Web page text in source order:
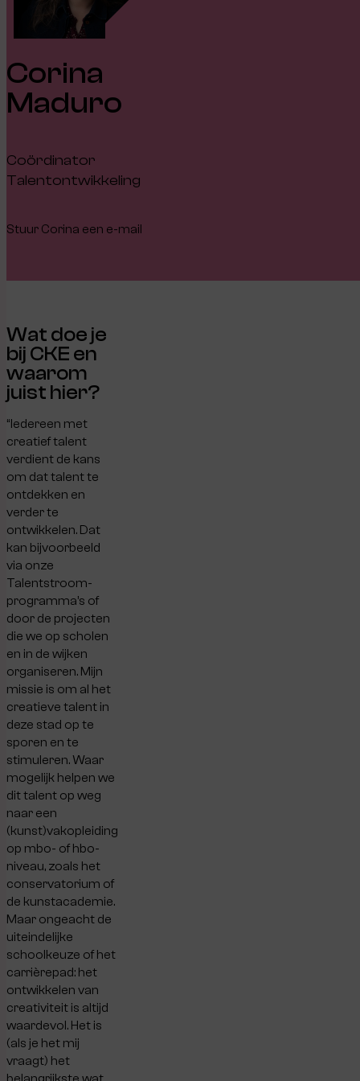
Corina
Maduro
Coördinator
Talentontwikkeling
Stuur Corina een e-mail
Wat doe je
bij CKE en
waarom
juist hier?
“ Iedereen met
creatief talent
verdient de kans
om dat talent te
ontdekken en
verder te
ontwikkelen. Dat
kan bijvoorbeeld
via onze
Talentstroom-
programma’s of
door de projecten
die we op scholen
en in de wijken
organiseren. Mijn
missie is om al het
creatieve talent in
deze stad op te
sporen en te
stimuleren. Waar
mogelijk helpen we
dit talent op weg
naar een
(kunst)vakopleiding
op mbo- of hbo-
niveau, zoals het
conservatorium of
de kunstacademie.
Maar ongeacht de
uiteindelijke
schoolkeuze of het
carrièrepad: het
ontwikkelen van
creativiteit is altijd
waardevol. Het is
(als je het mij
vraagt) het